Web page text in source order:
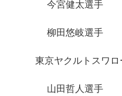
今宮健太選手
柳田悠岐選手
東京ヤクルトスワロ
山田哲人選手